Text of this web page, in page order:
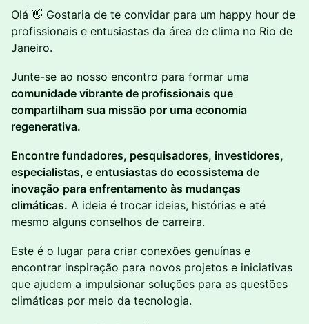
Olá 👋 Gostaria de te convidar para um happy hour de
profissionais e entusiastas da área de clima no Rio de
Janeiro.
Junte-se ao nosso encontro para formar uma
comunidade vibrante de profissionais que
compartilham sua missão por uma economia
regenerativa.
Encontre fundadores, pesquisadores, investidores,
especialistas, e entusiastas do ecossistema de
inovação para enfrentamento às mudanças
climáticas. A ideia é trocar ideias, histórias e até
mesmo alguns conselhos de carreira.
Este é o lugar para criar conexões genuínas e
encontrar inspiração para novos projetos e iniciativas
que ajudem a impulsionar soluções para as questões
climáticas por meio da tecnologia.